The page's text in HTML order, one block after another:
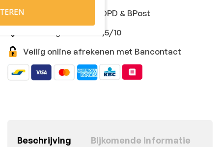
Snelle levering met DPD & BPost
Klanten geven ons 9,5/10
Veilig online afrekenen met Bancontact
Beschrijving Bijkomende informatie